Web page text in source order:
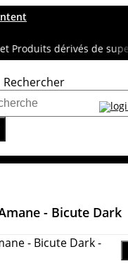
dérivés de super
Rechercher
- Bicute Dark